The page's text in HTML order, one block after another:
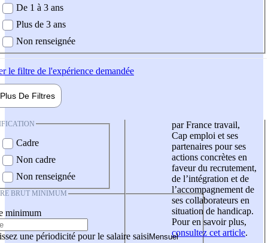
De 1 à 3 ans
Plus de 3 ans
Non renseignée
le filtre de l'expérience demandée
Plus De Filtres
Cadre
Non cadre
Non renseignée
BRUT MINIMUM
minimum
une périodicité pour le salaire saisi
par France travail,
Cap emploi et ses
partenaires pour ses
actions concrètes en
faveur du recrutement,
de l’intégration et de
l’accompagnement de
ses collaborateurs en
situation de handicap.
Pour en savoir plus,
consultez cet article.